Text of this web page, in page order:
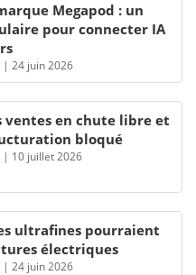
Megapod : un
pour connecter IA
| 24 juin 2026
ventes en chute libre et
bloqué
| 10 juillet 2026
ultrafines pourraient
électriques
| 24 juin 2026